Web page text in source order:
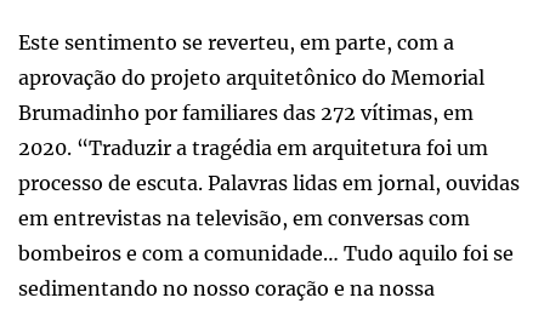
Este sentimento se reverteu, em parte, com a
aprovação do projeto arquitetônico do Memorial
Brumadinho por familiares das 272 vítimas, em
2020. “Traduzir a tragédia em arquitetura foi um
processo de escuta. Palavras lidas em jornal, ouvidas
em entrevistas na televisão, em conversas com
bombeiros e com a comunidade… Tudo aquilo foi se
sedimentando no nosso coração e na nossa